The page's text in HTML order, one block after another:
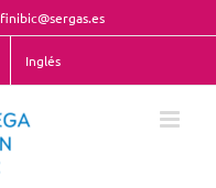
finibic@sergas.es
Inglés